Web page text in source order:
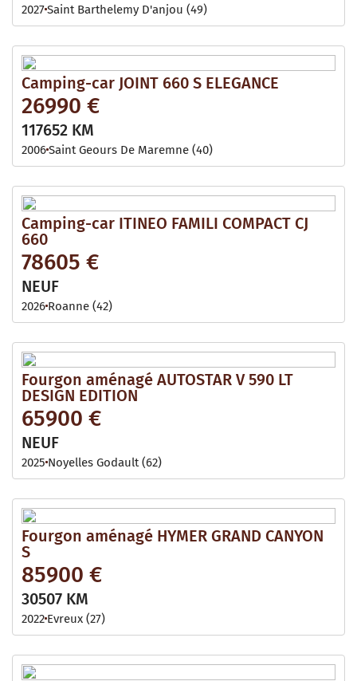
2027Saint Barthelemy D'anjou (49)
Camping-car JOINT 660 S ELEGANCE
26990 €
117652 KM
2006Saint Geours De Maremne (40)
Camping-car ITINEO FAMILI COMPACT CJ
660
78605 €
NEUF
2026 Roanne (42)
Fourgon aménagé AUTOSTAR V 590 LT
DESIGN EDITION
65900 €
NEUF
2025 Noyelles Godault (62)
Fourgon aménagé HYMER GRAND CANYON
S
85900 €
30507 KM
2022 Evreux (27)